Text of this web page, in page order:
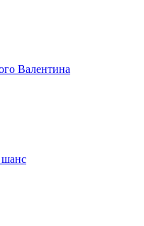
Валентина
шанс